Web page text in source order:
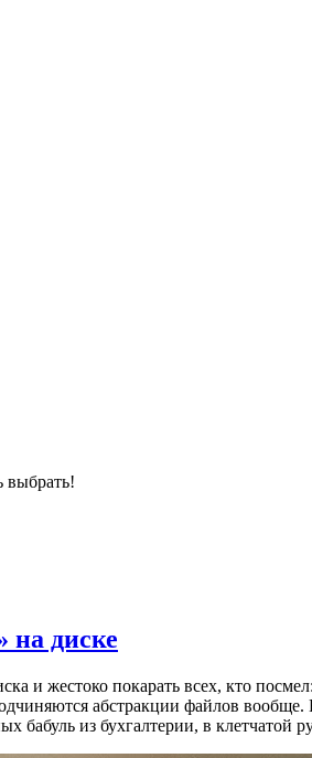
выбрать!
на диске
и жестоко покарать всех, кто
абстракции файлов
бабуль из бухгалтерии, в